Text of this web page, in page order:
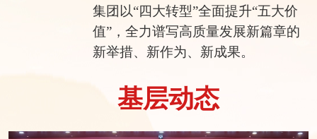
集团以“四大转型”全面提升“五大价
值”，全力谱写高质量发展新篇章的
新举措、新作为、新成果。
基层动态